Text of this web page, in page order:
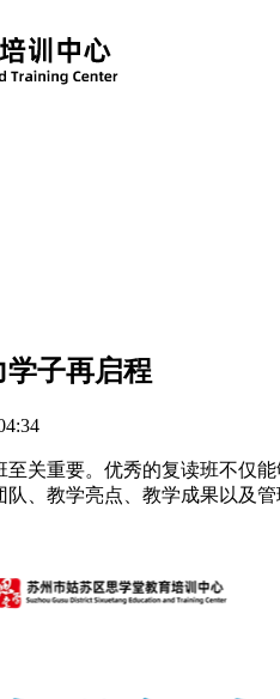
学子再启程
重要。优秀的复读班不仅能
、教学亮点、教学成果以及